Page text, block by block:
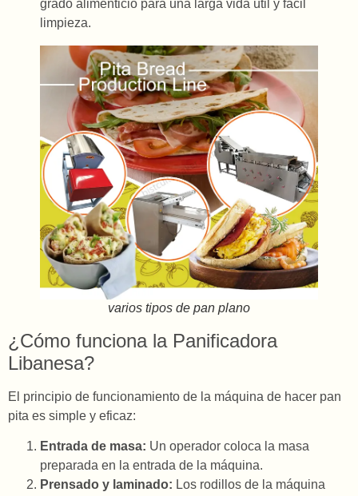
grado alimenticio para una larga vida útil y fácil
limpieza.
varios tipos de pan plano
¿Cómo funciona la Panificadora
Libanesa?
El principio de funcionamiento de la máquina de hacer pan
pita es simple y eficaz:
Entrada de masa: Un operador coloca la masa
preparada en la entrada de la máquina.
Prensado y laminado: Los rodillos de la máquina